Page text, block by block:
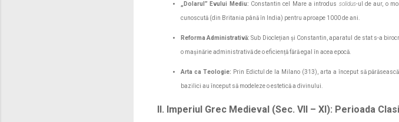
„Dolarul” Evului Mediu: Constantin cel Mare a introdus solidus-ul de aur, o
cunoscută (din Britania până în India) pentru aproape 1000 de ani.
Reforma Administrativă: Sub Dioclețian și Constantin, aparatul de stat s-a
o mașinărie administrativă de o eficiență fără egal în acea epocă.
Arta ca Teologie: Prin Edictul de la Milano (313), arta a început să
bazilici au început să modeleze o estetică a divinului.
II. Imperiul Grec Medieval (Sec. VII – XI): Perioada